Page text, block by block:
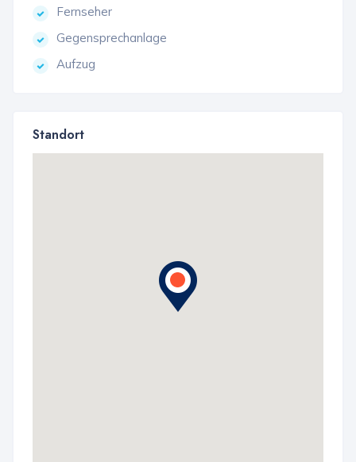
Fernseher
Gegensprechanlage
Aufzug
Standort